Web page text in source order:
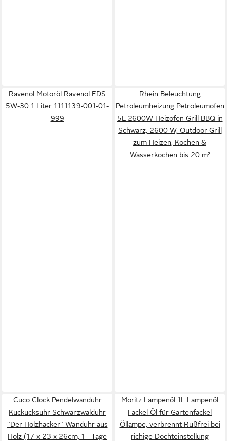
Ravenol Motoröl Ravenol FDS
5W-30 1 Liter 1111139-001-01-
999
Rhein Beleuchtung
Petroleumheizung Petroleumofen
5L 2600W Heizofen Grill BBQ in
Schwarz, 2600 W, Outdoor Grill
zum Heizen, Kochen &
Wasserkochen bis 20 m²
Cuco Clock Pendelwanduhr
Kuckucksuhr Schwarzwalduhr
"Der Holzhacker" Wanduhr aus
Holz (17 x 23 x 26cm, 1 - Tage
Moritz Lampenöl 1L Lampenöl
Fackel Öl für Gartenfackel
Öllampe, verbrennt Rußfrei bei
richige Dochteinstellung